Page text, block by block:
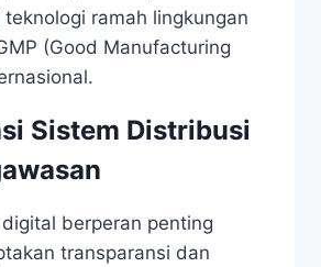
ramah lingkungan
(Good Manufacturing
Sistem Distribusi
berperan penting
transparansi dan